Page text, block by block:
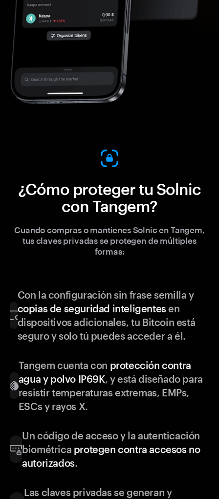
¿Cómo proteger tu Solnic
con Tangem?
Cuando compras o mantienes Solnic en Tangem,
tus claves privadas se protegen de múltiples
formas:
Con la configuración sin frase semilla y
copias de seguridad inteligentesen
dispositivos adicionales, tu Bitcoin está
seguro y solo tú puedes acceder a él.
Tangem cuenta con protección contra
agua y polvo IP69K, y está diseñado para
resistir temperaturas extremas, EMPs,
ESCs y rayos X.
Un código de acceso y la autenticación
biométrica protegen contra accesos no
autorizados.
Las claves privadas se generan y